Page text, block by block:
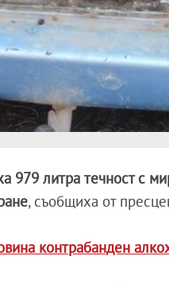
979 литра течност с
, съобщиха от
контрабанден